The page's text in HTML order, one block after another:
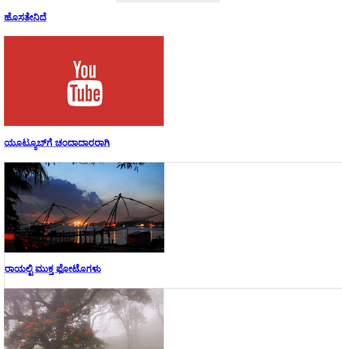
ಹೊಸತೇನಿದೆ
ಯೂಟ್ಯೂಬ್‌ಗೆ ಚಂದಾದಾರರಾಗಿ
ರಾಯಲ್ಟಿ ಮುಕ್ತ ಫೋಟೊಗಳು